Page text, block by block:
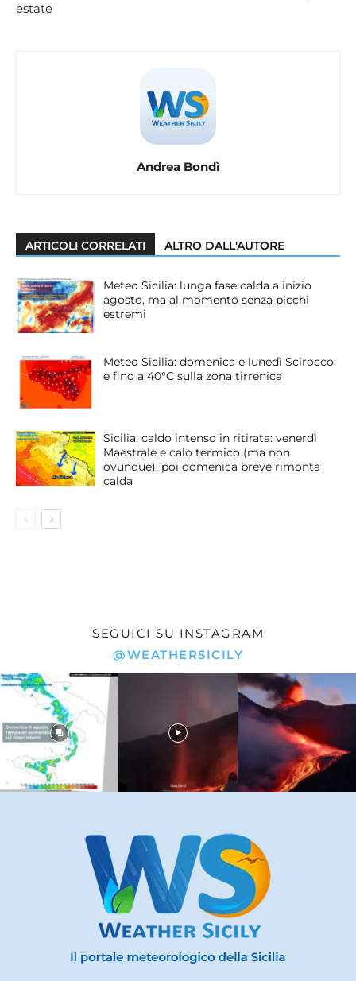
estate
Andrea Bondì
ARTICOLI CORRELATI ALTRO DALL'AUTORE
Meteo Sicilia: lunga fase calda a inizio
agosto, ma al momento senza picchi
estremi
Meteo Sicilia: domenica e lunedì Scirocco
e fino a 40°C sulla zona tirrenica
Sicilia, caldo intenso in ritirata: venerdì
Maestrale e calo termico (ma non
ovunque), poi domenica breve rimonta
calda
SEGUICI SU INSTAGRAM
@WEATHERSICILY